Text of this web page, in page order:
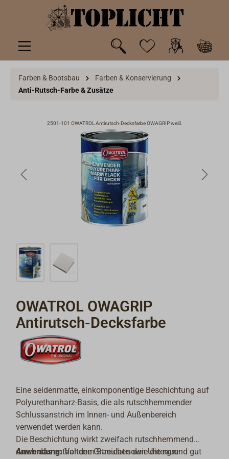
springen
Farben & Bootsbau
Farben & Konservierung
Anti-Rutsch-Farbe & Zusätze
2501-101 OWATROL Antirutsch-Decksfarbe OWAGRIP weiß
OWATROL OWAGRIP
Antirutsch-Decksfarbe
Eine seidenmatte, einkomponentige Beschichtung auf
Polyurethanharz-Basis, die als rutschhemmender
Schlussanstrich im Innen- und Außenbereich
verwendet werden kann.
Die Beschichtung wirkt zweifach rutschhemmend
durch das enthaltene Granulat sowie die raue
Anwendung:Vor dem Streichen den Untergrund gut